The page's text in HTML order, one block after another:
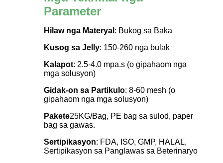
Parameter
Hilaw nga Materyal : Bukog sa Baka
Kusog sa Jelly: 150-260 nga bulak
Kalapot: 2.5-4.0 mpa.s (o gipahaom nga
mga solusyon)
Gidak-on sa Partikulo: 8-60 mesh (o
gipahaom nga mga solusyon)
Pakete25KG/Bag, PE bag sa sulod, paper
bag sa gawas.
Sertipikasyon: FDA, ISO, GMP, HALAL,
Sertipikasyon sa Panglawas sa Beterinaryo